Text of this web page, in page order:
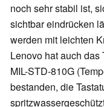
noch sehr stabil ist,
sichtbar eindrücken
werden mit leichten
Lenovo hat auch
MIL-STD-810G
bestanden, die